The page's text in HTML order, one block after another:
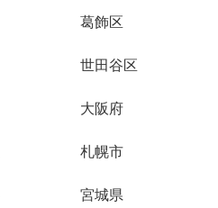
葛飾区
世田谷区
大阪府
札幌市
宮城県